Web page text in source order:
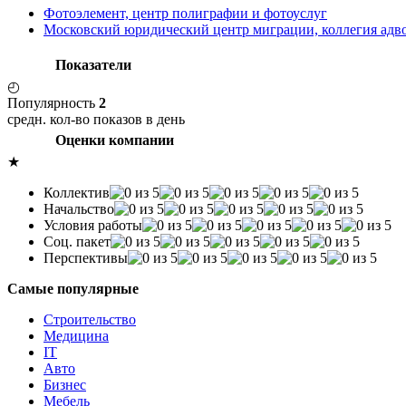
Фотоэлемент, центр полиграфии и фотоуслуг
Московский юридический центр миграции, коллегия
Показатели
◴
Популярность 2
средн. кол-во показов в день
Оценки компании
★
Коллектив
Начальство
Условия работы
Соц. пакет
Перспективы
Самые популярные
Строительство
Медицина
IT
Авто
Бизнес
Мебель